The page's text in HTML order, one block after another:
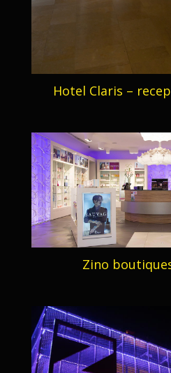
Hotel Claris –
Zino